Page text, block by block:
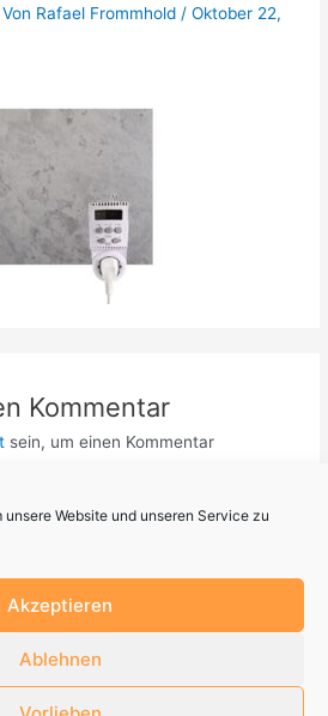
Website und unseren Service zu
Akzeptieren
Ablehnen
Rafael Frommhold /Oktober 22,
Kommentar
sein, um einen Kommentar
Impressum